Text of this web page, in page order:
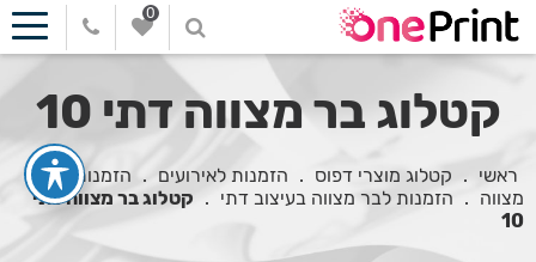
0
קטלוג בר מצווה דתי 10
ראשי . קטלוג מוצרי דפוס . הזמנות לאירועים . הזמנות לבר
מצווה . הזמנות לבר מצווה בעיצוב דתי . קטלוג בר מצווה דתי
10